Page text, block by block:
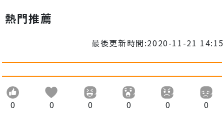
熱門推薦
最後更新時間:2020-11-21 14:15
0 0 0 0 0 0